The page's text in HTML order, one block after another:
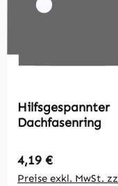
Hilfsgespannter
Dachfasenring
Regulärer Preis:
4,19 €
Preise exkl. MwSt.